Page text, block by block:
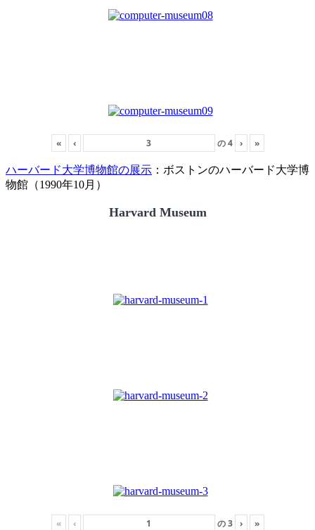
« ‹ の4 › »
ハーバード大学博物館の展示 ：ボストンのハーバード大学博
物館（1990年10月）
Harvard Museum
« ‹ の3 › »